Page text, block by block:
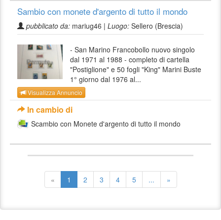
Sambio con monete d'argento di tutto il mondo
pubblicato da: mariug46 | Luogo: Sellero (Brescia)
- San Marino Francobollo nuovo singolo
dal 1971 al 1988 - completo di cartella
"Postiglione" e 50 fogli "King" Marini Buste
1° giorno dal 1976 al...
Visualizza Annuncio
In cambio di
Scambio con Monete d'argento di tutto il mondo
« 1 2 3 4 5 ... »